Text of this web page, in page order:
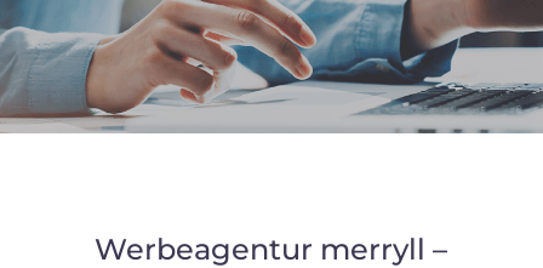
Werbeagentur merryll –